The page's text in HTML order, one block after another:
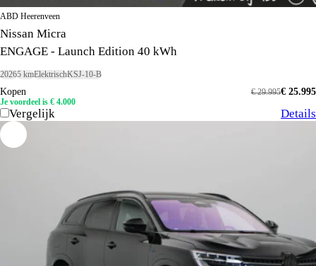
ABD Heerenveen
Nissan Micra
ENGAGE - Launch Edition 40 kWh
20265 kmElektrischKSJ-10-B
Kopen € 25.995
€ 29.995
Je voordeel is € 4.000
Vergelijk Details